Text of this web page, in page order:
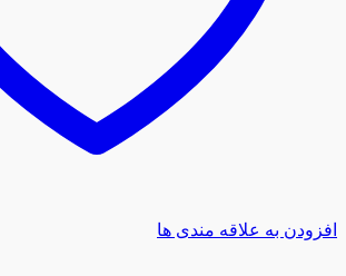
افزودن به علاقه مندی ها